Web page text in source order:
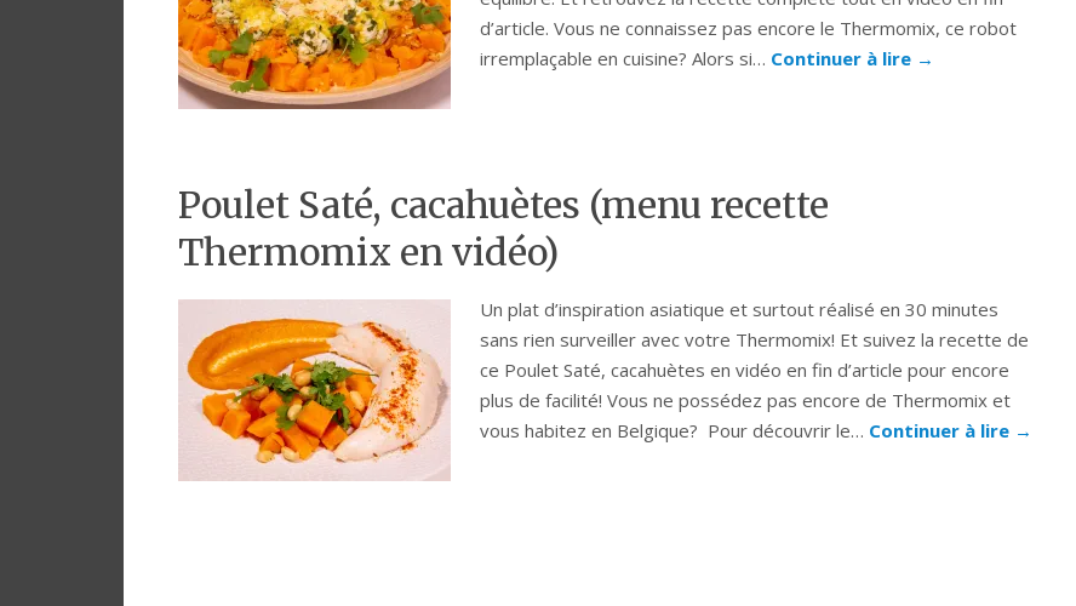
d’article. Vous ne connaissez pas encore le Thermomix, ce robot
irremplaçable en cuisine? Alors si… Continuer à lire →
Poulet Saté, cacahuètes (menu recette
Thermomix en vidéo)
Un plat d’inspiration asiatique et surtout réalisé en 30 minutes
sans rien surveiller avec votre Thermomix! Et suivez la recette de
ce Poulet Saté, cacahuètes en vidéo en fin d’article pour encore
plus de facilité! Vous ne possédez pas encore de Thermomix et
vous habitez en Belgique? Pour découvrir le… Continuer à lire →